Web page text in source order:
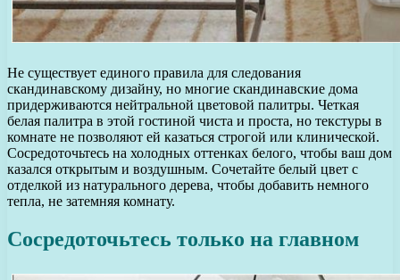
Не существует единого правила для следования
скандинавскому дизайну, но многие скандинавские дома
придерживаются нейтральной цветовой палитры. Четкая
белая палитра в этой гостиной чиста и проста, но текстуры в
комнате не позволяют ей казаться строгой или клинической.
Сосредоточьтесь на холодных оттенках белого, чтобы ваш дом
казался открытым и воздушным. Сочетайте белый цвет с
отделкой из натурального дерева, чтобы добавить немного
тепла, не затемняя комнату.
Сосредоточьтесь только на главном